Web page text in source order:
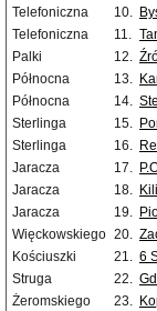
Telefoniczna
10.
Telefoniczna
11.
Palki
12.
Północna
13.
Północna
14.
Sterlinga
15.
Sterlinga
16.
Jaracza
17.
Jaracza
18.
Jaracza
19.
Więckowskiego 20.
Kościuszki
21. 6
Struga
22.
Żeromskiego
23.